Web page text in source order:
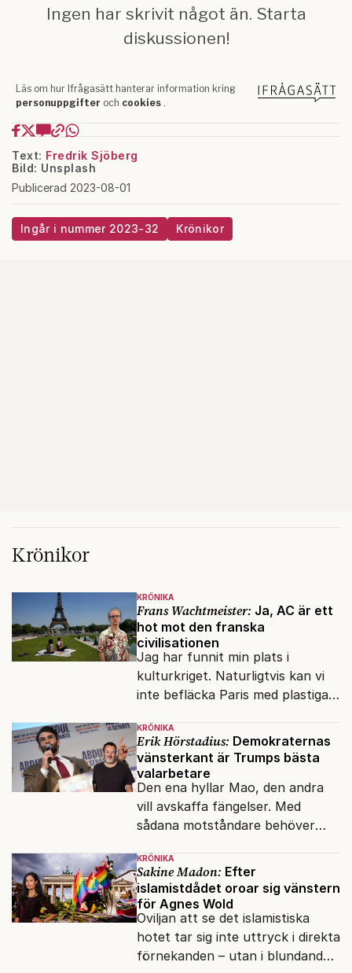
Text: Fredrik Sjöberg
Bild: Unsplash
Publicerad 2023-08-01
Ingår i nummer 2023-32 Krönikor
Krönikor
KRÖNIKA
Frans Wachtmeister: Ja, AC är ett
hot mot den franska
civilisationen
Jag har funnit min plats i
kulturkriget. Naturligtvis kan vi
inte befläcka Paris med plastiga
KRÖNIKA
Erik Hörstadius: Demokraternas
vänsterkant är Trumps bästa
valarbetare
Den ena hyllar Mao, den andra
vill avskaffa fängelser. Med
sådana motståndare behöver
vänner.
KRÖNIKA
Sakine Madon: Efter
islamistdådet oroar sig vänstern
för Agnes Wold
Oviljan att se det islamistiska
hotet tar sig inte uttryck i direkta
förnekanden – utan i blundandet